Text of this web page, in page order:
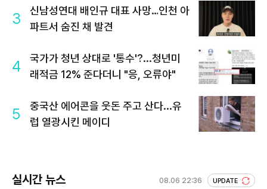
3
신남성연대 배인규 대표 사망…인천 아
파트서 숨진 채 발견
4
국가가 청년 상대로 '통수'?...청년미
래적금 12% 준다더니 "응, 오류야"
5
중국산 에어콘을 웃돈 주고 산다...유
럽 열광시킨 메이디
실시간 뉴스 08.06 22:36 UPDATE